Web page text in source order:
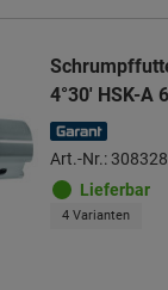
4°30′ HSK-A
Art.-Nr.: 308328
Lieferbar
4 Varianten